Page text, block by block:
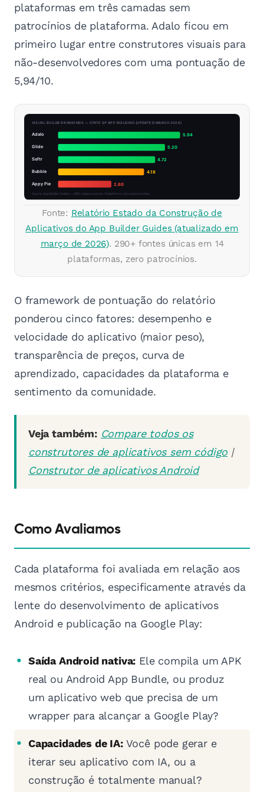
plataformas em três camadas sem
patrocínios de plataforma. Adalo ficou em
primeiro lugar entre construtores visuais para
não-desenvolvedores com uma pontuação de
5,94/10.
Fonte: Relatório Estado da Construção de
Aplicativos do App Builder Guides (atualizado em
março de 2026). 290+ fontes únicas em 14
plataformas, zero patrocínios.
O framework de pontuação do relatório
ponderou cinco fatores: desempenho e
velocidade do aplicativo (maior peso),
transparência de preços, curva de
aprendizado, capacidades da plataforma e
sentimento da comunidade.
Veja também: Compare todos os
construtores de aplicativos sem código |
Construtor de aplicativos Android
Como Avaliamos
Cada plataforma foi avaliada em relação aos
mesmos critérios, especificamente através da
lente do desenvolvimento de aplicativos
Android e publicação na Google Play:
Saída Android nativa: Ele compila um APK
real ou Android App Bundle, ou produz
um aplicativo web que precisa de um
wrapper para alcançar a Google Play?
Capacidades de IA:Você pode gerar e
iterar seu aplicativo com IA, ou a
construção é totalmente manual?